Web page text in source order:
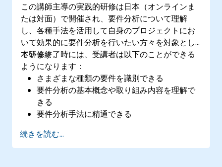
この講師主導の実践的研修は日本（オンラインま
たは対面）で開催され、要件分析について理解
し、各種手法を活用して自身のプロジェクトにお
いて効果的に要件分析を行いたい方々を対象とし
ています。
本研修終了時には、受講者は以下のことができる
ようになります：
さまざまな種類の要件を識別できる
要件分析の基本概念や取り組み内容を理解で
きる
要件分析手法に精通できる
できる
反復的な要件収集プロセスを通じて、アーキ
続きを読む...